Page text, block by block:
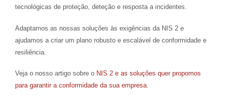
tecnológicas de proteção, deteção e resposta a incidentes.
Adaptamos as nossas soluções às exigências da NIS 2 e
ajudamos a criar um plano robusto e escalável de conformidade e
resiliência.
Veja o nosso artigo sobre o NIS 2 e as soluções quer propomos
para garantir a conformidade da sua empresa.